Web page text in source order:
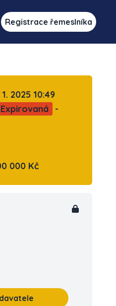
Registrace řemeslníka
1. 2025 10:49
Expirovaná
-
000 Kč